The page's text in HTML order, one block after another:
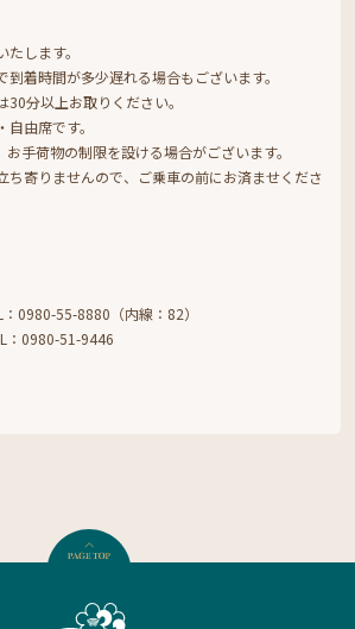
します。
着時間が多少遅れる場合もございます。
分以上お取りください。
由席です。
手荷物の制限を設ける場合がございます。
ち寄りませんので、ご乗車の前にお済ませくださ
0980-55-8880（内線：82）
：0980-51-9446